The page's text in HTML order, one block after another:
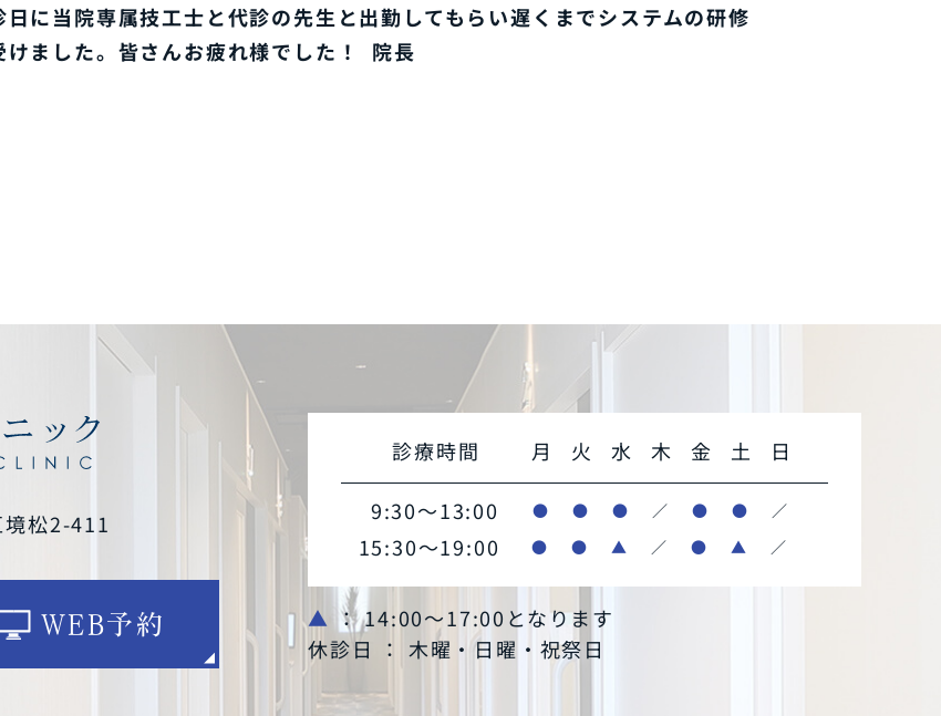
日に当院専属技工士と代診の先生と出勤してもらい遅くまでシステムの研修
けました。皆さんお疲れ様でした！ 院長
松2-411
WEB予約
診療時間 月 火 水 木 金 土 日
9:30～13:00 ● ● ● ／ ● ● ／
15:30～19:00 ● ● ▲ ／ ● ▲ ／
▲ ： 14:00～17:00となります
休診日 ： 木曜・日曜・祝祭日